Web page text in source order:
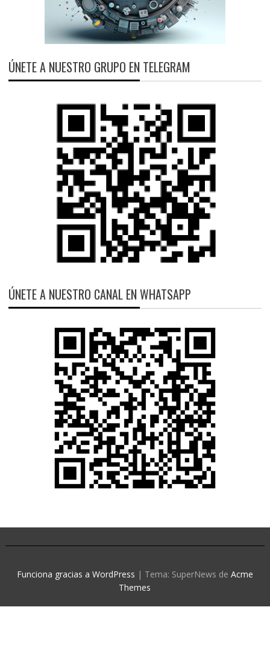
ÚNETE A NUESTRO GRUPO EN TELEGRAM
ÚNETE A NUESTRO CANAL EN WHATSAPP
Funciona gracias a WordPress | Tema: SuperNews de Acme
Themes